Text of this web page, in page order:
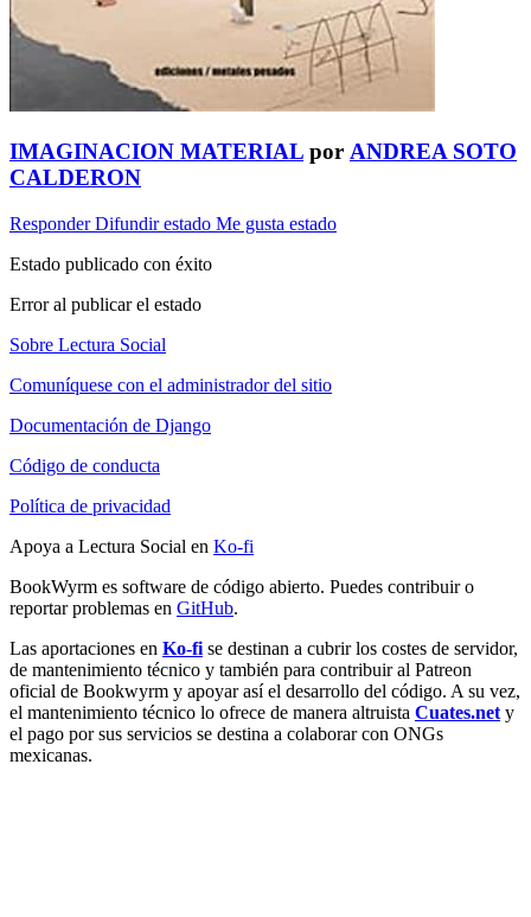
IMAGINACION MATERIAL por ANDREA SOTO
CALDERON
Responder Difundir estado Me gusta estado
Estado publicado con éxito
Error al publicar el estado
Sobre Lectura Social
Comuníquese con el administrador del sitio
Documentación de Django
Código de conducta
Política de privacidad
Apoya a Lectura Social en Ko-fi
BookWyrm es software de código abierto. Puedes contribuir o
reportar problemas en GitHub.
Las aportaciones en Ko-fi se destinan a cubrir los costes de servidor,
de mantenimiento técnico y también para contribuir al Patreon
oficial de Bookwyrm y apoyar así el desarrollo del código. A su vez,
el mantenimiento técnico lo ofrece de manera altruista Cuates.net y
el pago por sus servicios se destina a colaborar con ONGs
mexicanas.